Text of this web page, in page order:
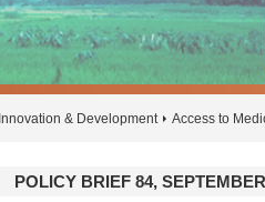
Innovation & Development Access to
POLICY BRIEF 84,